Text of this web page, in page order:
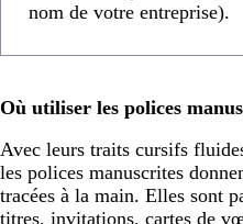
nom de votre entreprise).
Où utiliser les polices
Avec leurs traits cursifs
les polices manuscrites
tracées à la main. Elles sont
titres, invitations, cartes de